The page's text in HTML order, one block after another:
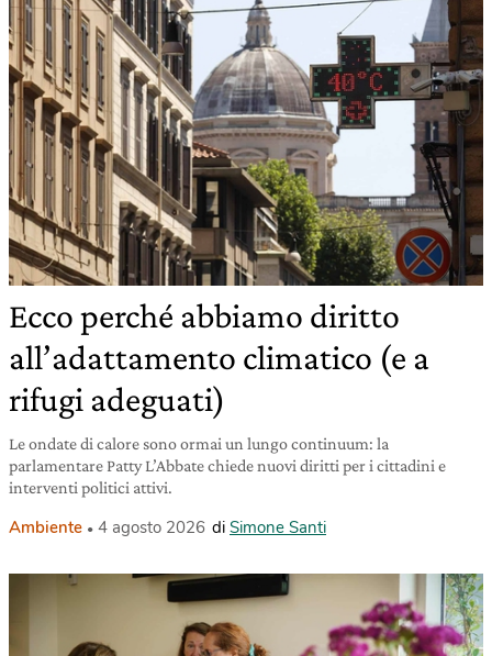
Ecco perché abbiamo diritto
all’adattamento climatico (e a
rifugi adeguati)
Le ondate di calore sono ormai un lungo continuum: la
parlamentare Patty L’Abbate chiede nuovi diritti per i cittadini e
interventi politici attivi.
Ambiente 4 agosto 2026 di Simone Santi